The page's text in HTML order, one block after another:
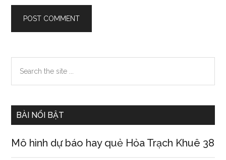
Primary
Sidebar
the
BÀI NỔI BẬT
Mô hình dự báo hay quẻ Hỏa Trạch Khuê 38